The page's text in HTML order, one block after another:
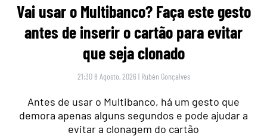
Vai usar o Multibanco? Faça este gesto
antes de inserir o cartão para evitar
que seja clonado
21:30 8 Agosto, 2026 | Rubén Gonçalves
Antes de usar o Multibanco, há um gesto que
demora apenas alguns segundos e pode ajudar a
evitar a clonagem do cartão